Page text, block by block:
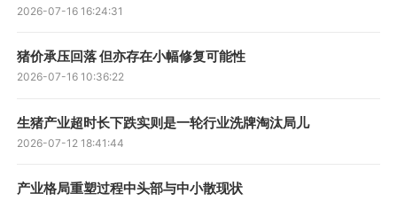
2026-07-16 16:24:31
猪价承压回落 但亦存在小幅修复可能性
2026-07-16 10:36:22
生猪产业超时长下跌实则是一轮行业洗牌淘汰局儿
2026-07-12 18:41:44
产业格局重塑过程中头部与中小散现状